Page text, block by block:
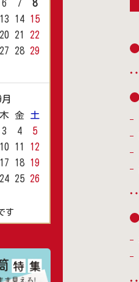
6 7
8
13 14
15
20 21
22
27 28
29
木 金
土
3 4
5
10 11
12
17 18
19
24 25
26
す